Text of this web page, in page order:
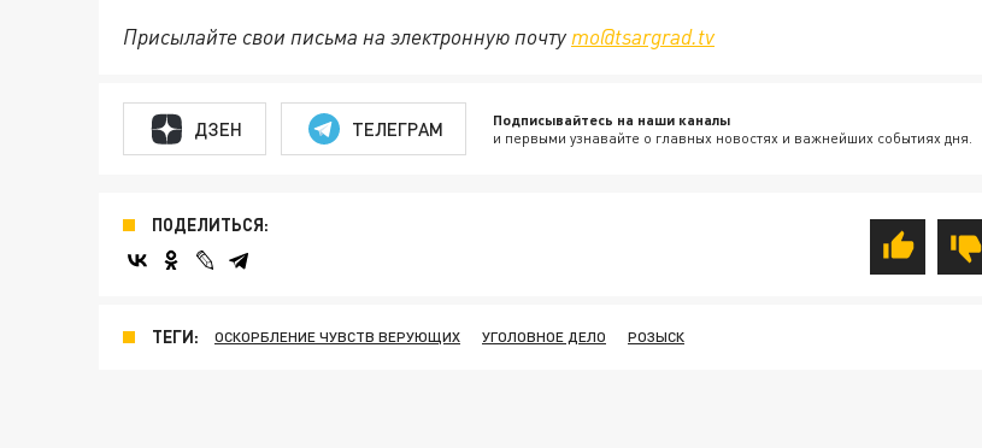
Присылайте свои письма на электронную почту mo@tsargrad.tv
ДЗЕН ТЕЛЕГРАМ Подписывайтесь на наши каналы
и первыми узнавайте о главных новостях и важнейших событиях дня.
ПОДЕЛИТЬСЯ:
ТЕГИ: ОСКОРБЛЕНИЕ ЧУВСТВ ВЕРУЮЩИХ УГОЛОВНОЕ ДЕЛО РОЗЫСК